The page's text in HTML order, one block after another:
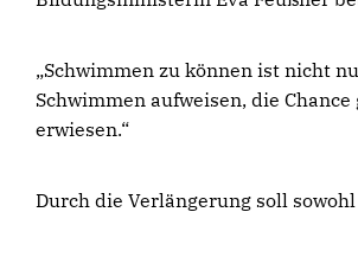
Schwimmen zu können ist nicht
Schwimmen aufweisen, die
erwiesen.“
Durch die Verlängerung soll